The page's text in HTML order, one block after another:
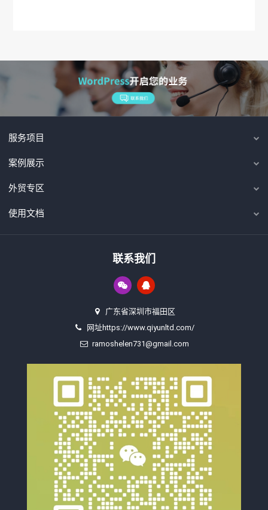
服务项目
案例展示
外贸专区
使用文档
联系我们
广东省深圳市福田区
网址https://www.qiyunltd.com/
ramoshelen731@gmail.com